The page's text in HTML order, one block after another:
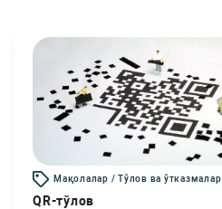
Мақолалар / Тўлов ва ўтказмалар
QR-тўлов